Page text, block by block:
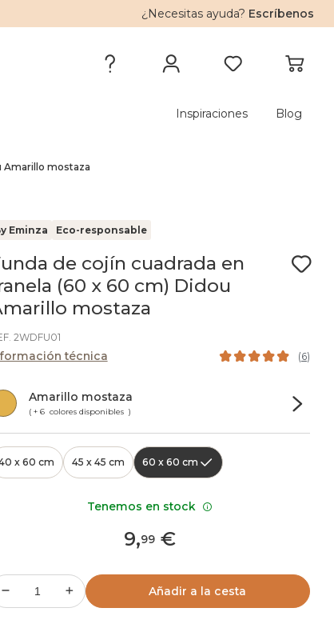
¿Necesitas ayuda? Escríbenos
Inspiraciones Blog
Amarillo mostaza
Eminza Eco-responsable
de cojín cuadrada en
(60 x 60 cm) Didou
mostaza
2WDFU01
técnica (6)
Amarillo mostaza
( + 6 colores disponibles )
x 60 cm 45 x 45 cm 60 x 60 cm
9,99€
Añadir a la cesta